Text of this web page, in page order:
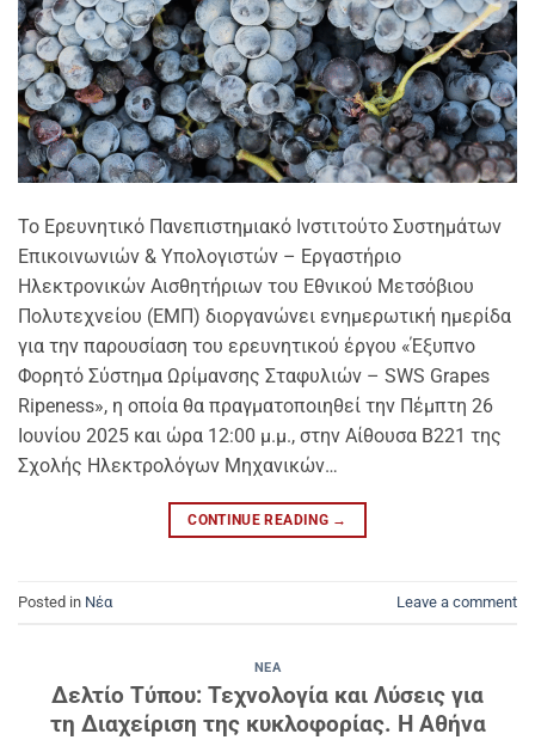
Το Ερευνητικό Πανεπιστημιακό Ινστιτούτο Συστημάτων
Επικοινωνιών & Υπολογιστών – Εργαστήριο
Ηλεκτρονικών Αισθητήριων του Εθνικού Μετσόβιου
Πολυτεχνείου (ΕΜΠ) διοργανώνει ενημερωτική ημερίδα
για την παρουσίαση του ερευνητικού έργου «Έξυπνο
Φορητό Σύστημα Ωρίμανσης Σταφυλιών – SWS Grapes
Ripeness», η οποία θα πραγματοποιηθεί την Πέμπτη 26
Ιουνίου 2025 και ώρα 12:00 μ.μ., στην Αίθουσα Β221 της
Σχολής Ηλεκτρολόγων Μηχανικών…
CONTINUE READING →
Posted in Νέα Leave a comment
ΝΈΑ
Δελτίο Τύπου: Τεχνολογία και Λύσεις για
τη Διαχείριση της κυκλοφορίας. Η Αθήνα